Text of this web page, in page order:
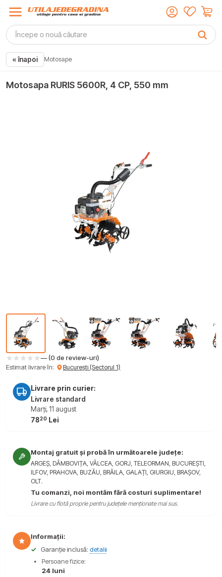
« înapoi Motosape
Motosapa RURIS 5600R, 4 CP, 550 mm
— (0 de review-uri)
Estimat livrare în:
București (Sectorul 1)
Livrare prin curier:
Livrare standard
Marți, 11 august
7820 Lei
Montaj gratuit și probă în următoarele județe:
ARGEȘ, DÂMBOVIȚA, VÂLCEA, GORJ, TELEORMAN, BUCUREȘTI,
ILFOV, PRAHOVA, BUZĂU, BRĂILA, GALAȚI, GIURGIU, BRAȘOV,
OLT.
Tu comanzi, noi montăm fără costuri suplimentare!
Livrare cu flotă proprie pentru județele menționate mai sus.
Informații:
✓
Garanție inclusă: detalii
Persoane fizice:
24 luni